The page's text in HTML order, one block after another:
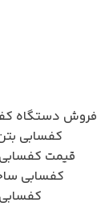
فروش دستگاه
کفسابی
قیمت
کفسابی